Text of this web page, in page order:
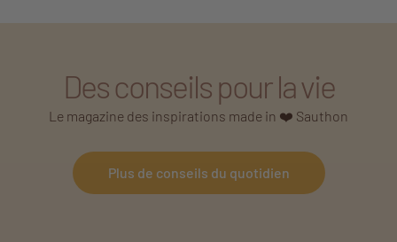
Des conseils pour la vie
Le magazine des inspirations made in ❤️ Sauthon
Plus de conseils du quotidien